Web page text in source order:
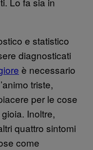
e statistico
diagnosticati
è necessario
triste,
per le cose
Inoltre,
quattro sintomi
come